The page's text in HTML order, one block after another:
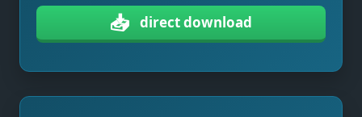
📥 direct download